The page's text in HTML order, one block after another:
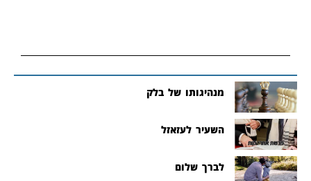
מנהיגותו של בלק
השעיר לעזאזל
לברך שלום